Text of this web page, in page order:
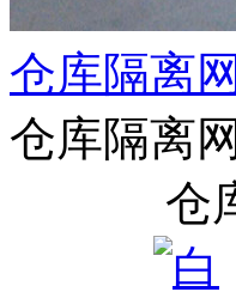
仓库隔离网
仓库隔离网
仓库